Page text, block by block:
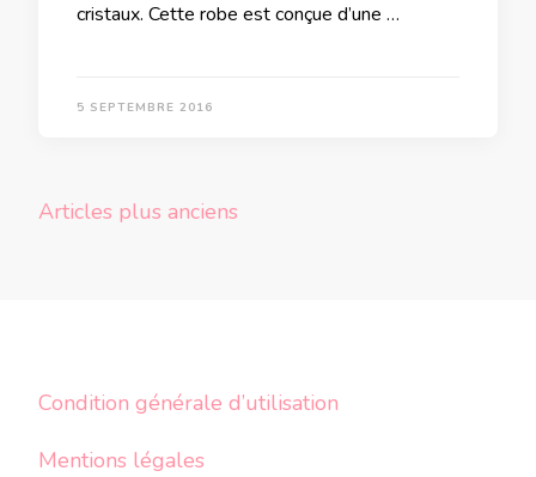
cristaux. Cette robe est conçue d’une …
5 SEPTEMBRE 2016
Navigation
Articles plus anciens
Condition générale d’utilisation
Mentions légales